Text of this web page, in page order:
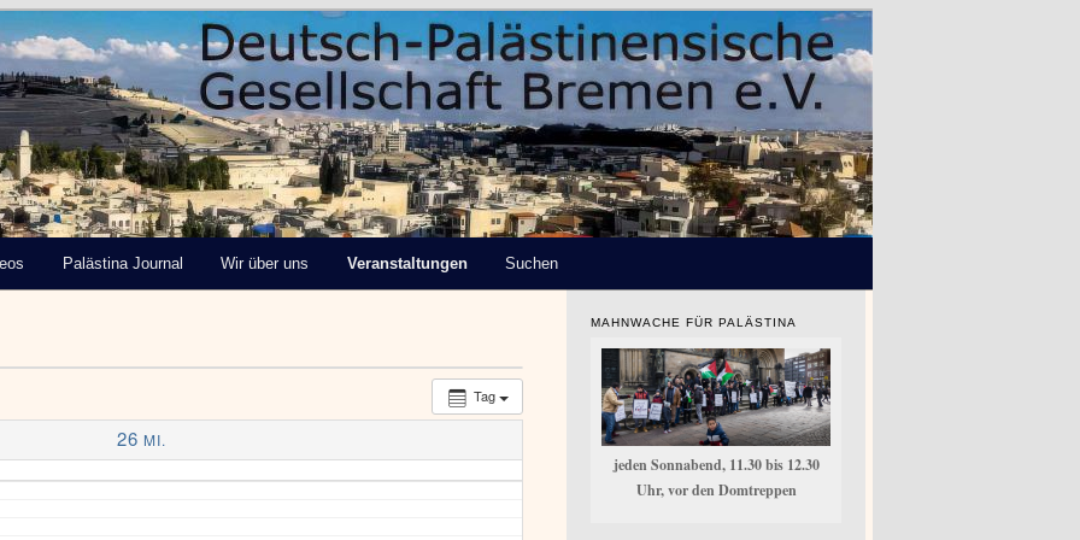
Gesellschaft
Palästina Journal Wir über uns Veranstaltungen Suchen
Tag
26 MI.
MAHNWACHE FÜR PALÄSTINA
jeden Sonnabend, 11.30 bis 12.30
Uhr, vor den Domtreppen